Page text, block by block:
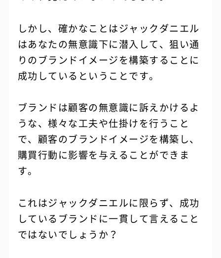
しかし、確かなことはジャックダニエル
はあなたの無意識下に潜入して、狙い通
りのブランドイメージを構築することに
成功しているということです。
ブランドは顧客の無意識に訴えかけるよ
うな、様々な工夫や仕掛けを行うこと
で、顧客のブランドイメージを構築し、
購買行動に影響を与えることができま
す。
これはジャックダニエルに限らず、成功
しているブランドに一貫して言えること
ではないでしょうか？